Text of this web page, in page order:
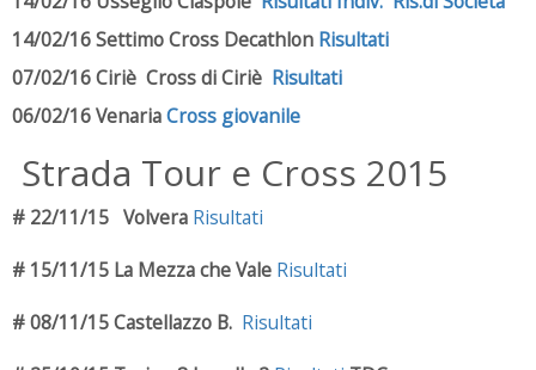
14/02/16 Settimo Cross Decathlon Risultati
07/02/16 Ciriè Cross di Ciriè Risultati
06/02/16 VenariaCross giovanile
Strada Tour e Cross 2015
# 22/11/15 Volvera Risultati
# 15/11/15 La Mezza che Vale Risultati
# 08/11/15 Castellazzo B. Risultati